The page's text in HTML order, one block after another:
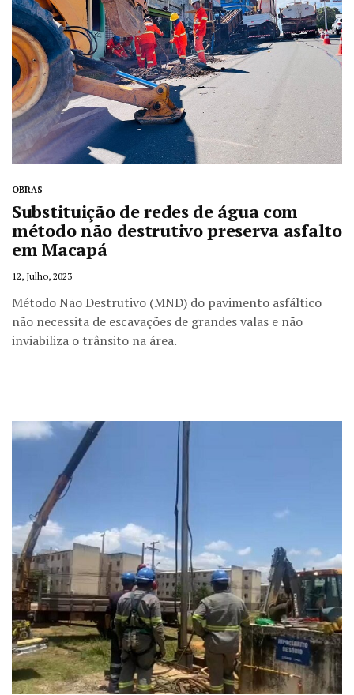
OBRAS
Substituição de redes de água com
método não destrutivo preserva asfalto
em Macapá
12, Julho, 2023
Método Não Destrutivo (MND) do pavimento asfáltico
não necessita de escavações de grandes valas e não
inviabiliza o trânsito na área.